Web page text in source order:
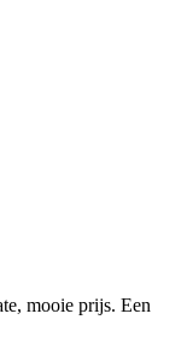
mooie prijs. Een